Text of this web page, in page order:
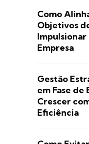
Como
Objetivos
Empresa
Gestão
em Fase de
Crescer
Eficiência